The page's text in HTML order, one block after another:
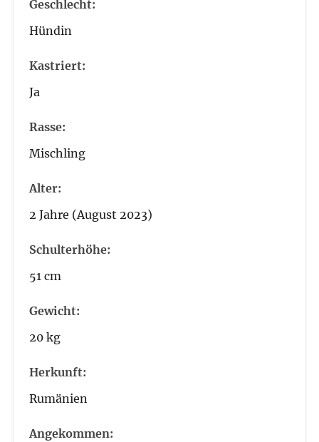
Geschlecht:
Hündin
Kastriert:
Ja
Rasse:
Mischling
Alter:
2 Jahre (August 2023)
Schulterhöhe:
51 cm
Gewicht:
20 kg
Herkunft:
Rumänien
Angekommen: